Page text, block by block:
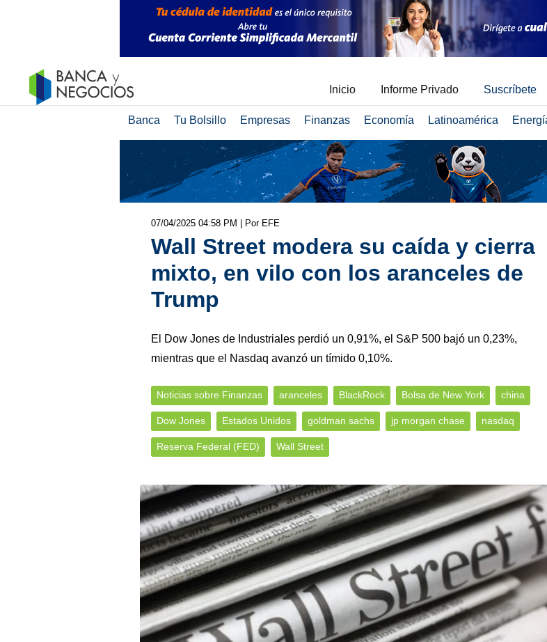
Inicio Informe Privado Suscríbete
Banca Tu Bolsillo Empresas Finanzas Economía Latinoamérica
07/04/2025 04:58 PM | Por EFE
Wall Street modera su caída y cierra
mixto, en vilo con los aranceles de
Trump
El Dow Jones de Industriales perdió un 0,91%, el S&P 500 bajó un 0,23%,
mientras que el Nasdaq avanzó un tímido 0,10%.
Noticias sobre Finanzas aranceles BlackRock Bolsa de New York china
Dow Jones Estados Unidos goldman sachs jp morgan chase nasdaq
Reserva Federal (FED) Wall Street